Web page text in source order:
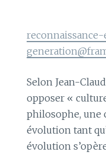
reconnaissance-
Selon Jean-
opposer «
philosophe, une
évolution tant
évolution